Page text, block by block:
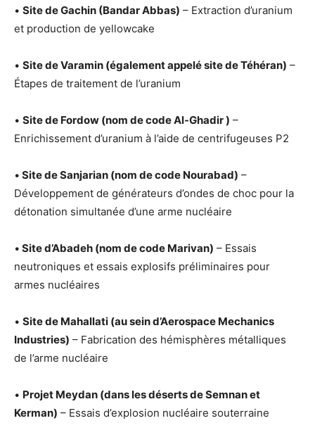
• Site de Gachin (Bandar Abbas) – Extraction d’uranium
et production de yellowcake
• Site de Varamin (également appelé site de Téhéran) –
Étapes de traitement de l’uranium
• Site de Fordow (nom de code Al-Ghadir ) –
Enrichissement d’uranium à l’aide de centrifugeuses P2
• Site de Sanjarian (nom de code Nourabad) –
Développement de générateurs d’ondes de choc pour la
détonation simultanée d’une arme nucléaire
• Site d’Abadeh (nom de code Marivan) – Essais
neutroniques et essais explosifs préliminaires pour
armes nucléaires
• Site de Mahallati (au sein d’Aerospace Mechanics
Industries) – Fabrication des hémisphères métalliques
de l’arme nucléaire
• Projet Meydan (dans les déserts de Semnan et
Kerman) – Essais d’explosion nucléaire souterraine